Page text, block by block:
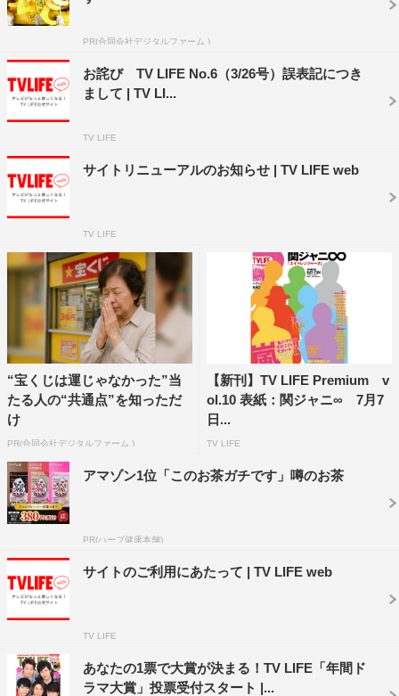
PR(合同会社デジタルファーム )
お詫び TV LIFE No.6（3/26号）誤表記につき
まして | TV LI...
TV LIFE
サイトリニューアルのお知らせ | TV LIFE web
TV LIFE
“宝くじは運じゃなかった”当
たる人の“共通点”を知っただ
け
PR(合同会社デジタルファーム )
【新刊】TV LIFE Premium v
ol.10 表紙：関ジャニ∞ 7月7
日...
TV LIFE
アマゾン1位「このお茶ガチです」噂のお茶
PR(ハーブ健康本舗)
サイトのご利用にあたって | TV LIFE web
TV LIFE
あなたの1票で大賞が決まる！TV LIFE「年間ド
ラマ大賞」投票受付スタート |...